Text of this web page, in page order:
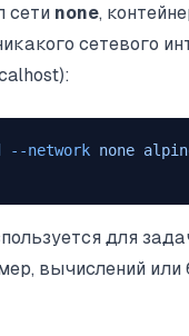
сети none,
сетевого
--network none
для
вычислений или